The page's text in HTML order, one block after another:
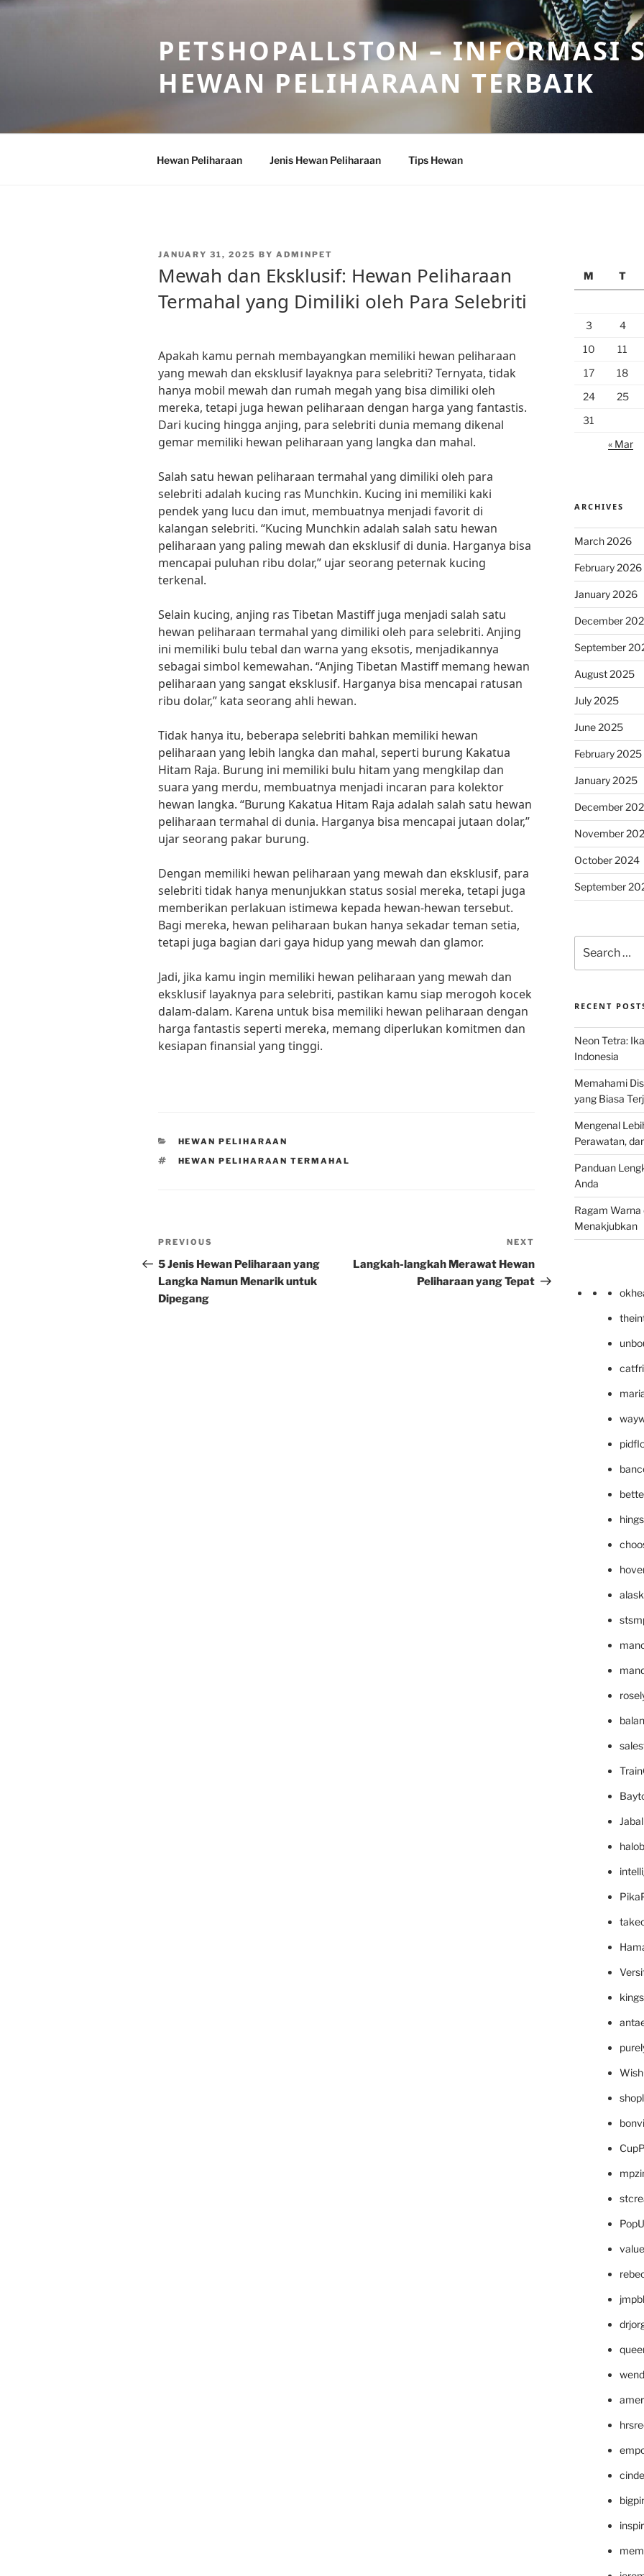
Skip
PETSHOPALLSTON – INFORMASI
HEWAN PELIHARAAN TERBAIK
Hewan Peliharaan Jenis Hewan Peliharaan Tips Hewan
POSTED
JANUARY 31, 2025 BY ADMINPET
Mewah dan Eksklusif: Hewan Peliharaan
Termahal yang Dimiliki oleh Para Selebriti
Apakah kamu pernah membayangkan memiliki hewan peliharaan
yang mewah dan eksklusif layaknya para selebriti? Ternyata, tidak
hanya mobil mewah dan rumah megah yang bisa dimiliki oleh
mereka, tetapi juga hewan peliharaan dengan harga yang fantastis.
Dari kucing hingga anjing, para selebriti dunia memang dikenal
gemar memiliki hewan peliharaan yang langka dan mahal.
Salah satu hewan peliharaan termahal yang dimiliki oleh para
selebriti adalah kucing ras Munchkin. Kucing ini memiliki kaki
pendek yang lucu dan imut, membuatnya menjadi favorit di
kalangan selebriti. “Kucing Munchkin adalah salah satu hewan
peliharaan yang paling mewah dan eksklusif di dunia. Harganya bisa
mencapai puluhan ribu dolar,” ujar seorang peternak kucing
terkenal.
Selain kucing, anjing ras Tibetan Mastiff juga menjadi salah satu
hewan peliharaan termahal yang dimiliki oleh para selebriti. Anjing
ini memiliki bulu tebal dan warna yang eksotis, menjadikannya
sebagai simbol kemewahan. “Anjing Tibetan Mastiff memang hewan
peliharaan yang sangat eksklusif. Harganya bisa mencapai ratusan
ribu dolar,” kata seorang ahli hewan.
Tidak hanya itu, beberapa selebriti bahkan memiliki hewan
peliharaan yang lebih langka dan mahal, seperti burung Kakatua
Hitam Raja. Burung ini memiliki bulu hitam yang mengkilap dan
suara yang merdu, membuatnya menjadi incaran para kolektor
hewan langka. “Burung Kakatua Hitam Raja adalah salah satu hewan
peliharaan termahal di dunia. Harganya bisa mencapai jutaan dolar,”
ujar seorang pakar burung.
Dengan memiliki hewan peliharaan yang mewah dan eksklusif, para
selebriti tidak hanya menunjukkan status sosial mereka, tetapi juga
memberikan perlakuan istimewa kepada hewan-hewan tersebut.
Bagi mereka, hewan peliharaan bukan hanya sekadar teman setia,
tetapi juga bagian dari gaya hidup yang mewah dan glamor.
Jadi, jika kamu ingin memiliki hewan peliharaan yang mewah dan
eksklusif layaknya para selebriti, pastikan kamu siap merogoh kocek
dalam-dalam. Karena untuk bisa memiliki hewan peliharaan dengan
harga fantastis seperti mereka, memang diperlukan komitmen dan
kesiapan finansial yang tinggi.
CATEGORIES
HEWAN PELIHARAAN
TAGS
HEWAN PELIHARAAN TERMAHAL
Post
navigation
Previous
Post
PREVIOUS
5 Jenis Hewan Peliharaan yang
Langka Namun Menarik untuk
Dipegang
Post
NEXT
Langkah-langkah Merawat Hewan
Peliharaan yang Tepat
M
T
3
4
10
11
17
18
24
25
31
« Mar
ARCHIVES
March 2026
February 2026
January 2026
December
September
August 2025
July 2025
June 2025
February 2025
January 2025
December
November
October 2024
September
for:
RECENT
Neon Tetra:
Indonesia
Memahami
yang Biasa
Mengenal
Perawatan,
Panduan
Anda
Ragam
Menakjubkan